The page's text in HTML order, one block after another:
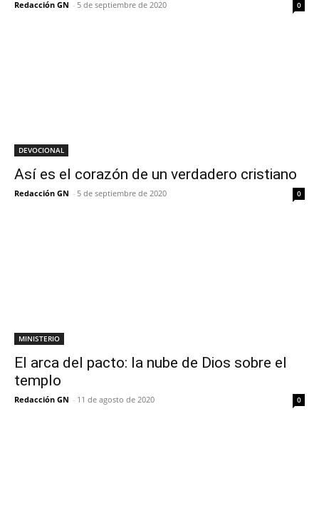
Redacción GN - 5 de septiembre de 2020 0
DEVOCIONAL
Así es el corazón de un verdadero cristiano
Redacción GN - 5 de septiembre de 2020 0
MINISTERIO
El arca del pacto: la nube de Dios sobre el
templo
Redacción GN - 11 de agosto de 2020 0